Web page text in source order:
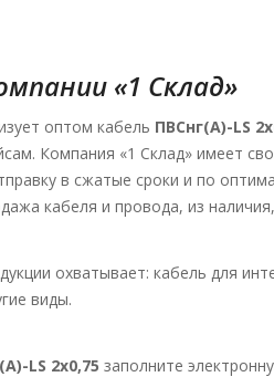
«1 Склад»
оптом кабель ПВСнг(А)-LS
Компания «1 Склад» имеет
в сжатые сроки и по
кабеля и провода, из
охватывает: кабель для
виды.
LS 2х0,75 заполните